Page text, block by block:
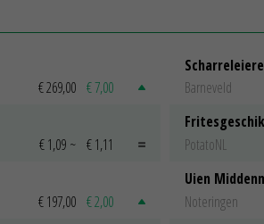
€ 269,00 € 7,00
€ 1,09 ~ € 1,11
€ 197,00 € 2,00
Barneveld
PotatoNL
Uien
Noteringen